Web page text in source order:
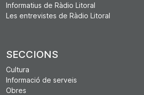
Informatius de Ràdio Litoral
Les entrevistes de Ràdio Litoral
SECCIONS
Cultura
Informació de serveis
Obres